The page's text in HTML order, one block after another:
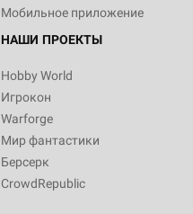
Мобильное приложение
НАШИ ПРОЕКТЫ
Hobby World
Игрокон
Warforge
Мир фантастики
Берсерк
CrowdRepublic